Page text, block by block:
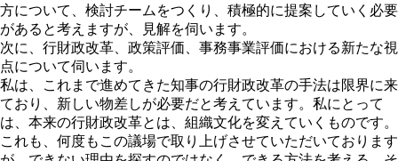
方について、検討チームをつくり、積極的に提案していく必要
があると考えますが、見解を伺います。
次に、行財政改革、政策評価、事務事業評価における新たな視
点について伺います。
私は、これまで進めてきた知事の行財政改革の手法は限界に来
ており、新しい物差しが必要だと考えています。私にとって
は、本来の行財政改革とは、組織文化を変えていくものです。
これも、何度もこの議場で取り上げさせていただいております